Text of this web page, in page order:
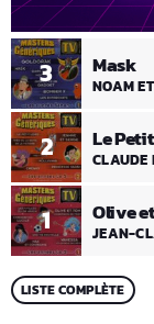
1 Olive
JEAN-
2 Le
CLAUDE
3 Mask
NOAM
LISTE COMPLÈTE